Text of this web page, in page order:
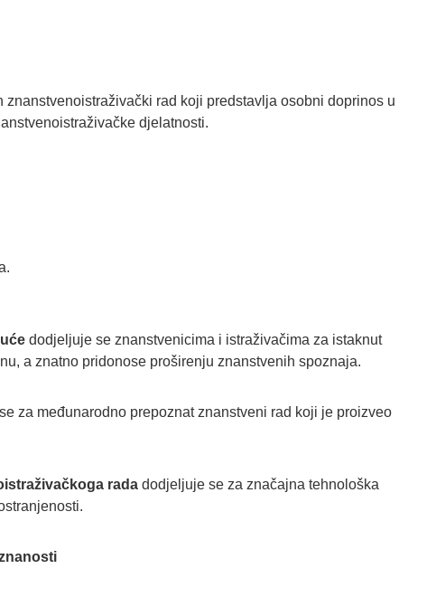
rad koji predstavlja osobni doprinos u
djelatnosti.
dodjeljuje se znanstvenicima i istraživačima za istaknut
a znatno pridonose proširenju znanstvenih spoznaja.
za međunarodno prepoznat znanstveni rad koji je proizveo
rada dodjeljuje se za značajna tehnološka